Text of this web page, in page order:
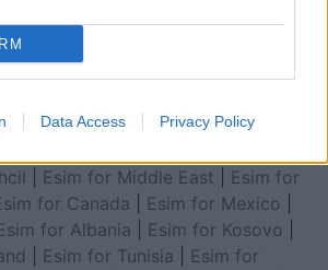
Data Access Privacy Policy
Germany|Esim for Greece|Esim
World Cup 2026
United Kingdom |Esim for Africa
Esim for Middle East
Esim for
for Canada Esim for Mexico
for Albania Esim for Kosovo
Esim for Tunisia
Esim for